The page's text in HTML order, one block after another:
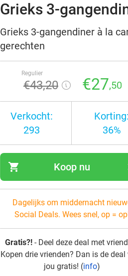
Grieks 3-
Grieks 3-gangendiner à la
gerechten
Regulier
€43,20 €27,50
Verkocht:
293
Korting:
36%
shopping_cart Koop nu
Dagelijks om middernacht
Social Deals. Wees snel, op =
Gratis?! - Deel deze deal met
Kopen drie vrienden? Dan is de deal
jou gratis! (info)